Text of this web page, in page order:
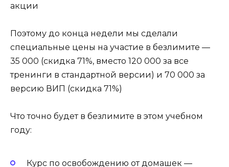
акции
Поэтому до конца недели мы сделали
специальные цены на участие в безлимите —
35 000 (скидка 71%, вместо 120 000 за все
тренинги в стандартной версии) и 70 000 за
версию ВИП (скидка 71%)
Что точно будет в безлимите в этом учебном
году:
Курс по освобождению от домашек —